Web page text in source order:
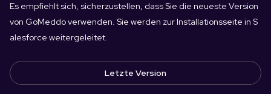
Es empfiehlt sich, sicherzustellen, dass Sie die neueste Version
von GoMeddo verwenden. Sie werden zur Installationsseite in S
alesforce weitergeleitet.
Letzte Version